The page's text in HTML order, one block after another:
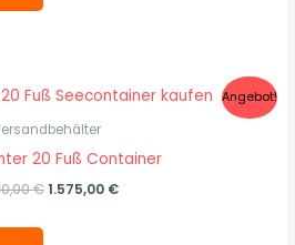
Angebot!
20 Fuß Container
€
Ursprünglicher
Preis
war:
1.575,00 €
Aktueller
Preis